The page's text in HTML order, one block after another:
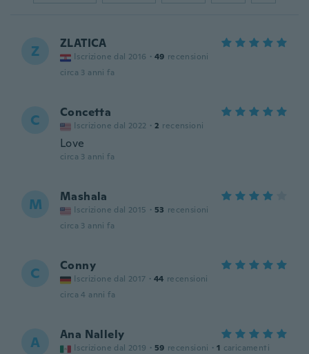
Z ZLATICA
Iscrizione dal 2016 · 49 recensioni
circa 3 anni fa
C Concetta
Iscrizione dal 2022 · 2 recensioni
Love
circa 3 anni fa
M Mashala
Iscrizione dal 2015 · 53 recensioni
circa 3 anni fa
C Conny
Iscrizione dal 2017 · 44 recensioni
circa 4 anni fa
A Ana Nallely
Iscrizione dal 2019 · 59 recensioni · 1 caricamenti